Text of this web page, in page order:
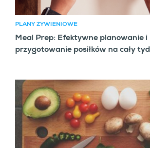
PLANY ŻYWIENIOWE
Meal Prep: Efektywne planowanie i
przygotowanie posiłków na cały